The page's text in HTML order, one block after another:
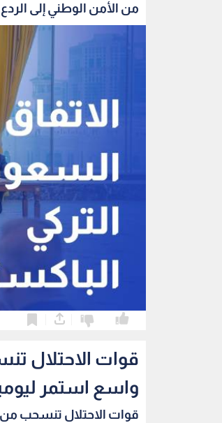
من الأمن الوطني إلى
قوات الاحتلال
واسع استمر
قوات الاحتلال تنسحب